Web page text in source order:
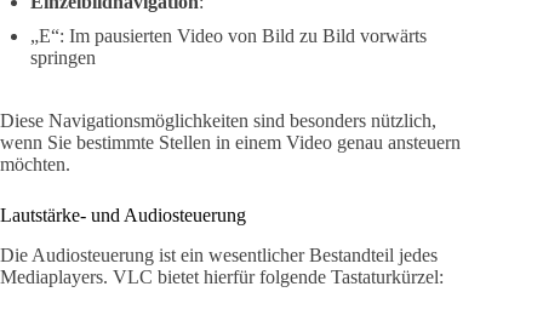
„E“: Im pausierten Video von Bild zu Bild vorwärts
springen
Diese Navigationsmöglichkeiten sind besonders nützlich,
wenn Sie bestimmte Stellen in einem Video genau ansteuern
möchten.
Lautstärke- und Audiosteuerung
Die Audiosteuerung ist ein wesentlicher Bestandteil jedes
Mediaplayers. VLC bietet hierfür folgende Tastaturkürzel: